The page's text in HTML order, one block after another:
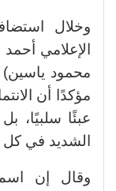
وخلال
محمود
مؤكدًا أن
عبئًا سلبيًا،
الشديد في
وقال إن